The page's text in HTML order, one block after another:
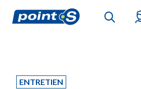
ENTRETIEN